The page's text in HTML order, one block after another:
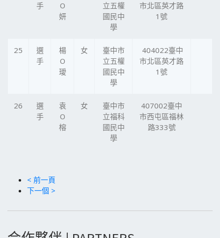
手
O
妍
立五權
國民中
學
市北區英才路
1號
25
選
手
楊
O
璦
女
臺中市
立五權
國民中
學
404022臺中
市北區英才路
1號
26
選
手
袁
O
榕
女
臺中市
立福科
國民中
學
407002臺中
市西屯區福林
路333號
< 前一頁
下一個 >